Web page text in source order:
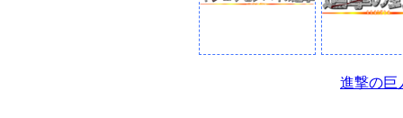
進撃の巨